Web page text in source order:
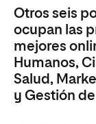
Otros seis
ocupan las
mejores
Humanos,
Salud,
y Gestión